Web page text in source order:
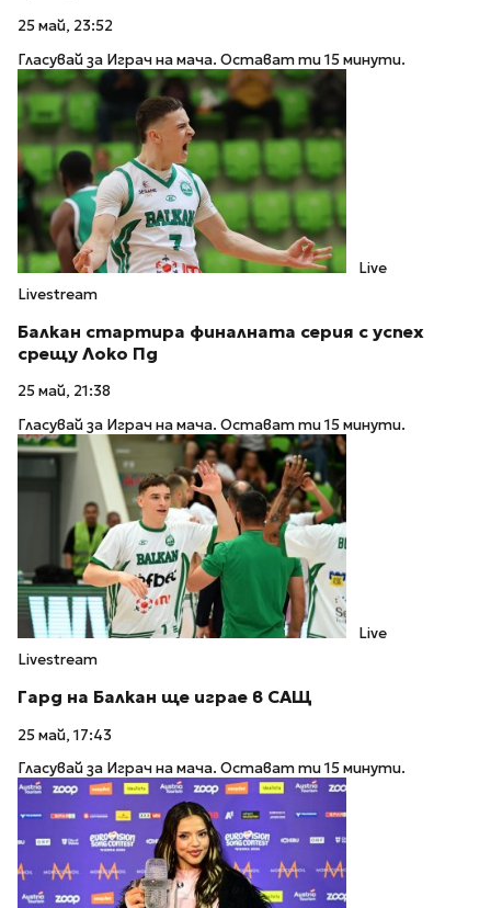
25 май, 23:52
Гласувай за Играч на мача. Остават ти 15 минути.
Live
Livestream
Балкан стартира финалната серия с успех
срещу Локо Пд
25 май, 21:38
Гласувай за Играч на мача. Остават ти 15 минути.
Live
Livestream
Гард на Балкан ще играе в САЩ
25 май, 17:43
Гласувай за Играч на мача. Остават ти 15 минути.